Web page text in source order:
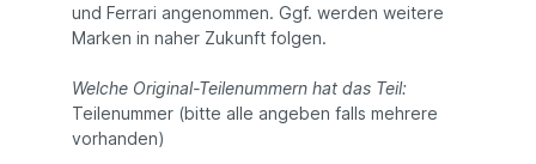
und Ferrari angenommen. Ggf. werden weitere
Marken in naher Zukunft folgen.
Welche Original-Teilenummern hat das Teil:
Teilenummer (bitte alle angeben falls mehrere
vorhanden)